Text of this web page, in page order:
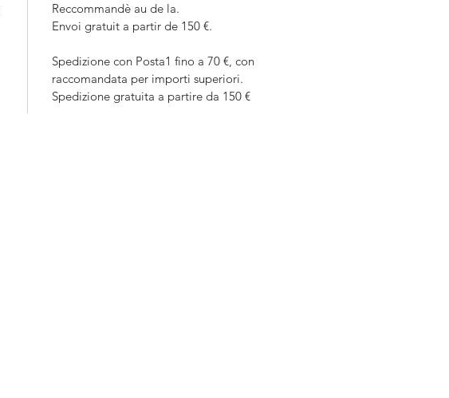
Reccommandè au de la.
Envoi gratuit a partir de 150 €.
Spedizione con Posta1 fino a 70 €, con
raccomandata per importi superiori.
Spedizione gratuita a partire da 150 €